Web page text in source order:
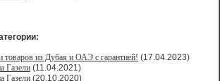
товаров из Дубая и ОАЭ с гарантией! (17.04.2023)
Газели (11.04.2021)
Газели (20.10.2020)